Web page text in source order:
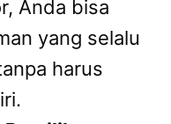
Anda bisa
yang selalu
harus